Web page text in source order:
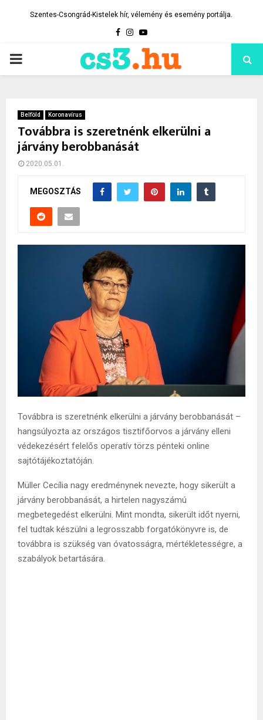
Szentes-Csongrád-Kistelek hír, vélemény és esemény portálja.
Facebook
Instagram
Youtube
PRIMARY
Belföld Koronavírus
Továbbra is szeretnénk elkerülni a
járvány berobbanását
2020.05.01.
MEGOSZTÁS
Továbbra is szeretnénk elkerülni a járvány berobbanását –
hangsúlyozta az országos tisztifőorvos a járvány elleni
védekezésért felelős operatív törzs pénteki online
sajtótájékoztatóján.
Müller Cecília nagy eredménynek nevezte, hogy sikerült a
járvány berobbanását, a hirtelen nagyszámú
megbetegedést elkerülni. Mint mondta, sikerült időt nyerni,
fel tudtak készülni a legrosszabb forgatókönyvre is, de
továbbra is szükség van óvatosságra, mértékletességre, a
szabályok betartására.